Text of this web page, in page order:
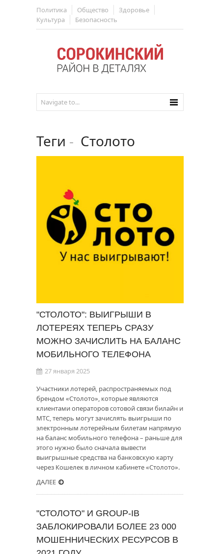
Политика Общество
Здоровье
Культура
Безопасность
Теги - Столото
"СТОЛОТО": ВЫИГРЫШИ В
ЛОТЕРЕЯХ ТЕПЕРЬ СРАЗУ
МОЖНО ЗАЧИСЛИТЬ НА БАЛАНС
МОБИЛЬНОГО ТЕЛЕФОНА
27 января 2025
Участники лотерей, распространяемых под
брендом «Столото», которые являются
клиентами операторов сотовой связи билайн и
МТС, теперь могут зачислять выигрыши по
электронным лотерейным билетам напрямую
на баланс мобильного телефона – раньше для
этого нужно было сначала вывести
выигрышные средства на банковскую карту
через Кошелек в личном кабинете «Столото».
ДАЛЕЕ
"СТОЛОТО" И GROUP-IB
ЗАБЛОКИРОВАЛИ БОЛЕЕ 23 000
МОШЕННИЧЕСКИХ РЕСУРСОВ В